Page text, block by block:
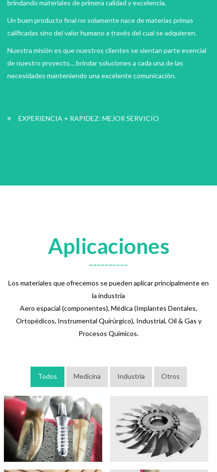
brindando materiales de primera calidad y excelencia.
Un buen producto final no solamente nace de materias primas
calificadas sino del valor humano a través del cual se adquieren.
Nuestra misión es que nuestros clientes se sientan parte esencial
de nuestro proyecto… brindar soluciones a cada una de las
necesidades manteniendo una excelente comunicación.
EXPERIENCIA + RAPIDEZ: MEJOR SERVICIO
Aplicaciones
Los materiales que ofrecemos se pueden aplicar principalmente en
la industria
Aero espacial (componentes), Médica (Implantes Dentales,
Ortopédicos, Instrumental Quirúrgico), Industrial, Oil & Gas y
Procesos Químicos.
Todos Medicina Industria Otros